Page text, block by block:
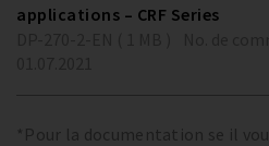
applications – CRF Series
*Pour la documentation se il